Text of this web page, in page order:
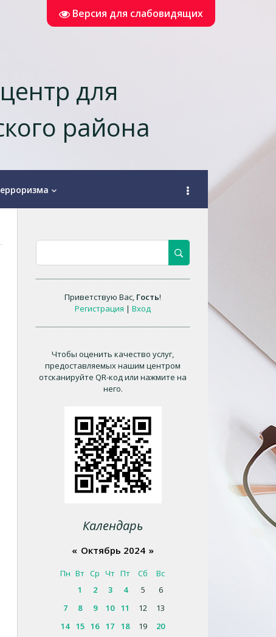
Версия для слабовидящих
для
района
keyboard_arrow_down
Приветствую Вас, Гость!
Регистрация |Вход
Чтобы оценить качество услуг,
предоставляемых нашим центром
отсканируйте QR-код или нажмите на
него.
Календарь
« Октябрь 2024 »
Пн Вт Ср Чт Пт Сб
Вс
1
2 3 4 5
6
7
8 9 10 11 12
13
14
15 16 17 18 19
20